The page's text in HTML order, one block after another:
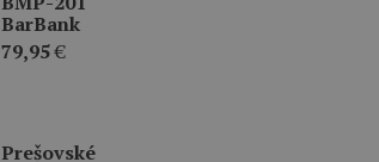
BarBank
79,95€
Prešovské